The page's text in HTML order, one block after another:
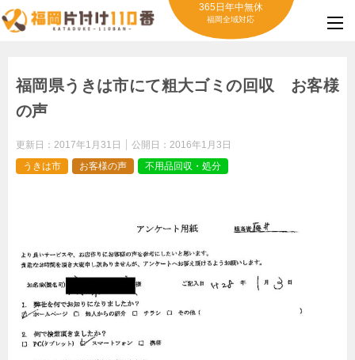
365日年中無休
福岡全域対応
福岡県うきは市にて粗大ゴミの回収 お客様
の声
更新日： 2017年1月31日 公開日： 2016年1月3日
うきは市
お客様の声 不用品回収・処分